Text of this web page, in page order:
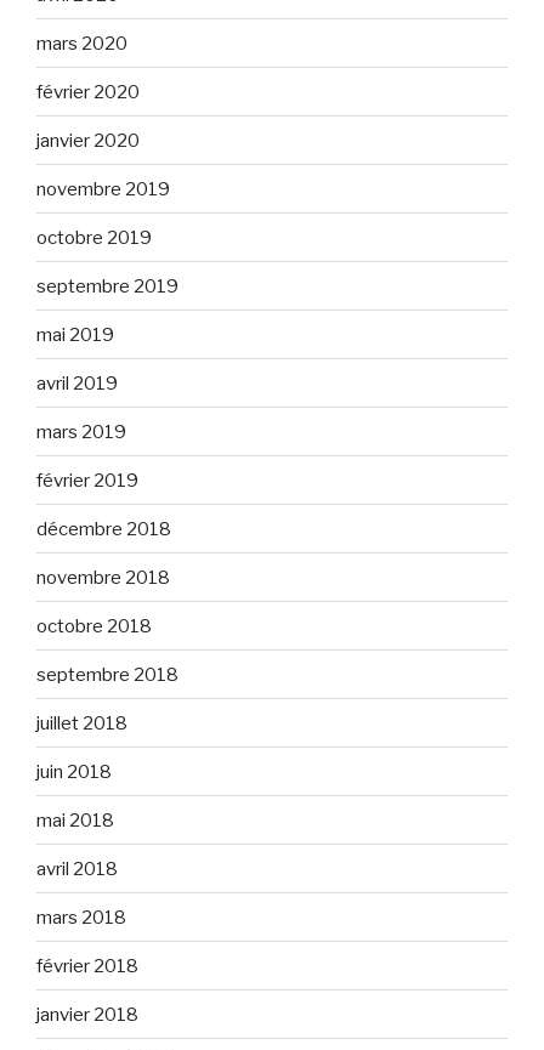
mars 2020
février 2020
janvier 2020
novembre 2019
octobre 2019
septembre 2019
mai 2019
avril 2019
mars 2019
février 2019
décembre 2018
novembre 2018
octobre 2018
septembre 2018
juillet 2018
juin 2018
mai 2018
avril 2018
mars 2018
février 2018
janvier 2018